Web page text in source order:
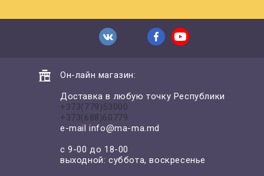
Он-лайн магазин:
Доставка в любую точку Республики
+373(779)53000
+373(688)60779
e-mailinfo@ma-ma.md
с 9-00 до 18-00
выходной: суббота, воскресенье